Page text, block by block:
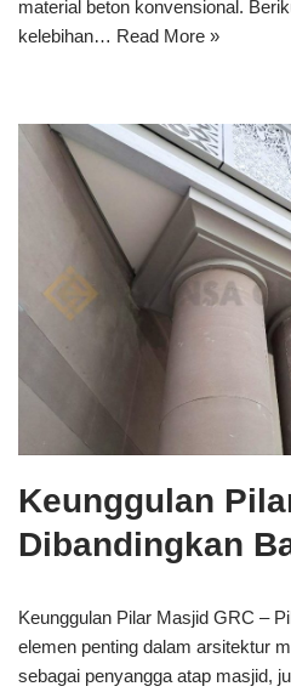
material beton konvensional.
kelebihan… Read More »
Keunggulan
Dibandingkan
Keunggulan Pilar Masjid GRC –
elemen penting dalam arsitektur
sebagai penyangga atap masjid,